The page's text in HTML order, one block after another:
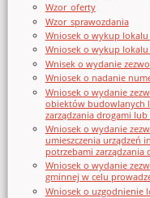
Wzor_oferty
Wzor_sprawozdania
Wniosek o wykup
Wniosek o wykup lokalu
Wnisek o wydanie
Wniosek o nadanie
Wniosek o wydanie
obiektów budowlanych
zarządzania drogami
Wniosek o wydanie
umieszczenia urządzeń
potrzebami
Wniosek o wydanie
gminnej w celu
Wniosek o uzgodnienie